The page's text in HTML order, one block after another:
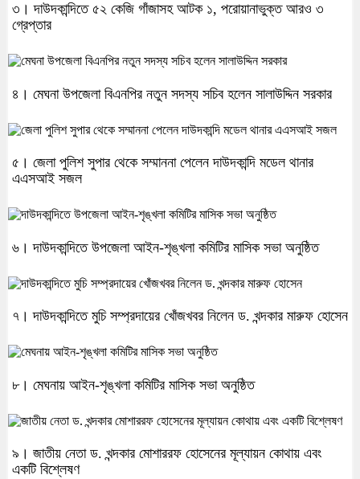
৩। দাউদকান্দিতে ৫২ কেজি গাঁজাসহ আটক ১, পরোয়ানাভুক্ত আরও ৩
গ্রেপ্তার
৪। মেঘনা উপজেলা বিএনপির নতুন সদস্য সচিব হলেন সালাউদ্দিন সরকার
৫। জেলা পুলিশ সুপার থেকে সম্মাননা পেলেন দাউদকান্দি মডেল থানার
এএসআই সজল
৬। দাউদকান্দিতে উপজেলা আইন-শৃঙ্খলা কমিটির মাসিক সভা অনুষ্ঠিত
৭। দাউদকান্দিতে মুচি সম্প্রদায়ের খোঁজখবর নিলেন ড. খন্দকার মারুফ হোসেন
৮। মেঘনায় আইন-শৃঙ্খলা কমিটির মাসিক সভা অনুষ্ঠিত
৯। জাতীয় নেতা ড. খন্দকার মোশাররফ হোসেনের মূল্যায়ন কোথায় এবং
একটি বিশ্লেষণ